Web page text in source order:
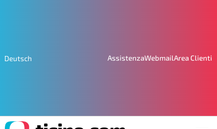
Deutsch AssistenzaWebmailArea Clienti